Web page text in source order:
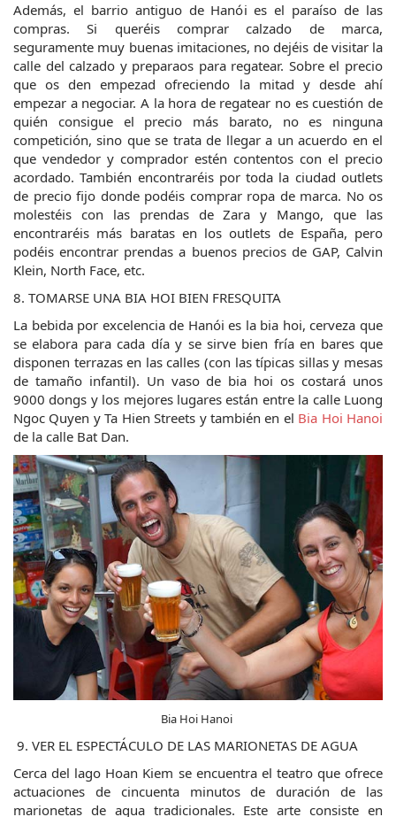
Además, el barrio antiguo de Hanói es el paraíso de las
compras. Si queréis comprar calzado de marca,
seguramente muy buenas imitaciones, no dejéis de visitar la
calle del calzado y preparaos para regatear. Sobre el precio
que os den empezad ofreciendo la mitad y desde ahí
empezar a negociar. A la hora de regatear no es cuestión de
quién consigue el precio más barato, no es ninguna
competición, sino que se trata de llegar a un acuerdo en el
que vendedor y comprador estén contentos con el precio
acordado. También encontraréis por toda la ciudad outlets
de precio fijo donde podéis comprar ropa de marca. No os
molestéis con las prendas de Zara y Mango, que las
encontraréis más baratas en los outlets de España, pero
podéis encontrar prendas a buenos precios de GAP, Calvin
Klein, North Face, etc.
8. TOMARSE UNA BIA HOI BIEN FRESQUITA
La bebida por excelencia de Hanói es la bia hoi, cerveza que
se elabora para cada día y se sirve bien fría en bares que
disponen terrazas en las calles (con las típicas sillas y mesas
de tamaño infantil). Un vaso de bia hoi os costará unos
9000 dongs y los mejores lugares están entre la calle Luong
Ngoc Quyen y Ta Hien Streets y también en el Bia Hoi Hanoi
de la calle Bat Dan.
Bia Hoi Hanoi
9. VER EL ESPECTÁCULO DE LAS MARIONETAS DE AGUA
Cerca del lago Hoan Kiem se encuentra el teatro que ofrece
actuaciones de cincuenta minutos de duración de las
marionetas de agua tradicionales. Este arte consiste en